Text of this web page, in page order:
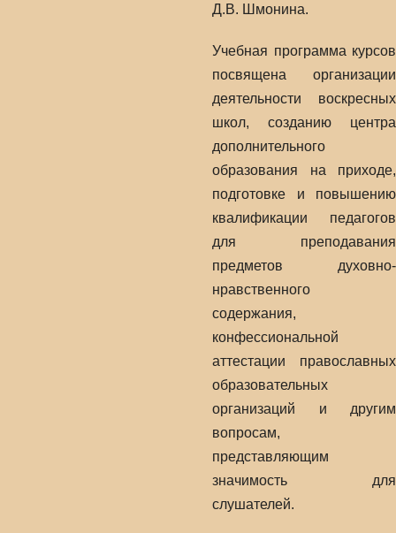
Д.В. Шмонина.
Учебная программа курсов
посвящена организации
деятельности воскресных
школ, созданию центра
дополнительного
образования на приходе,
подготовке и повышению
квалификации педагогов
для преподавания
предметов духовно-
нравственного
содержания,
конфессиональной
аттестации православных
образовательных
организаций и другим
вопросам,
представляющим
значимость для
слушателей.